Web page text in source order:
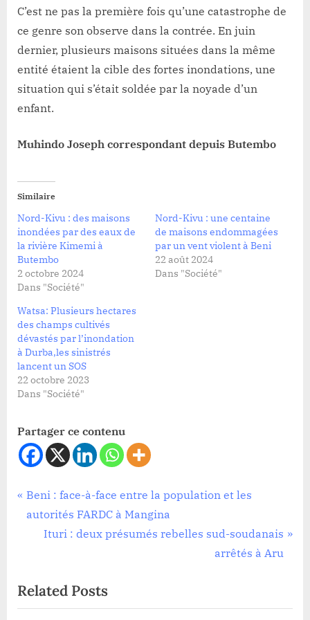
C’est ne pas la première fois qu’une catastrophe de
ce genre son observe dans la contrée. En juin
dernier, plusieurs maisons situées dans la même
entité étaient la cible des fortes inondations, une
situation qui s’était soldée par la noyade d’un
enfant.
Muhindo Joseph correspondant depuis Butembo
Similaire
Nord-Kivu : des maisons
inondées par des eaux de
la rivière Kimemi à
Butembo
2 octobre 2024
Dans "Société"
Nord-Kivu : une centaine
de maisons endommagées
par un vent violent à Beni
22 août 2024
Dans "Société"
Watsa: Plusieurs hectares
des champs cultivés
dévastés par l’inondation
à Durba,les sinistrés
lancent un SOS
22 octobre 2023
Dans "Société"
Partager ce contenu
Société
Navigation
P
r
o
u
Beni : face-à-face entre la population et les
autorités FARDC à Mangina
N
t
P
Ituri : deux présumés rebelles sud-soudanais
arrêtés à Aru
Related Posts